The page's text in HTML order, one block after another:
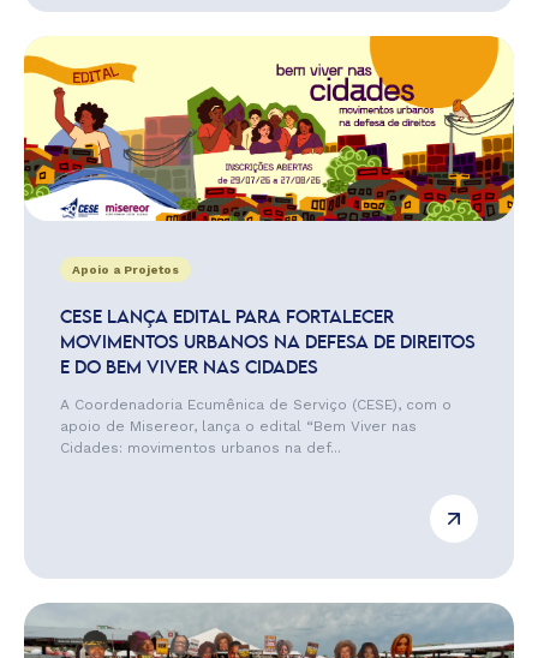
Apoio a Projetos
CESE LANÇA EDITAL PARA FORTALECER
MOVIMENTOS URBANOS NA DEFESA DE DIREITOS
E DO BEM VIVER NAS CIDADES
A Coordenadoria Ecumênica de Serviço (CESE), com o
apoio de Misereor, lança o edital “Bem Viver nas
Cidades: movimentos urbanos na def...